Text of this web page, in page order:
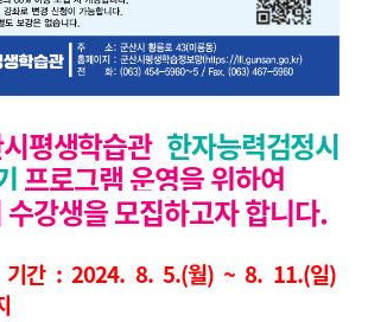
평생학습관 한자능력검정시
프로그램운영을 위하여
강생을 모집하고자 합니다.
간 : 2024. 8. 5.(월) ~ 8. 11.(일)